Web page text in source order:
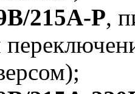
215А-Р,